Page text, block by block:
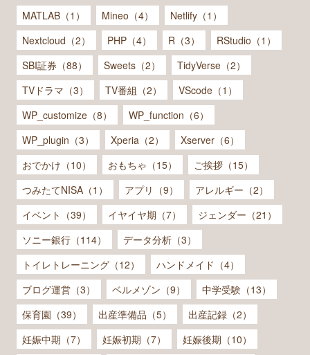
MATLAB（1）
Mineo（4）
Netlify（1）
Nextcloud（2）
PHP（4） R（3）
RStudio（1）
SBI証券（88）
Sweets（2）
TidyVerse（2）
TVドラマ（3）
TV番組（2）
VScode（1）
WP_customize（8）
WP_function（6）
WP_plugin（3）
Xperia（2）
Xserver（6）
おでかけ（10）
おもちゃ（15）
ご挨拶（15）
つみたてNISA（1）
アプリ（9）
アレルギー（2）
イベント（39）
イヤイヤ期（7）
ジェンダー（21）
ソニー銀行（114）
データ分析（3）
トイレトレーニング（12）
ハンドメイド（4）
ブログ運営（3）
ベルメゾン（9）
中学受験（13）
保育園（39）
出産準備品（5）
出産記録（2）
妊娠中期（7）
妊娠初期（7）
妊娠後期（10）